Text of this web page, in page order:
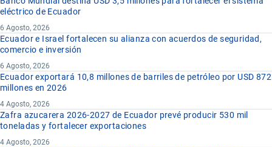
eléctrico de Ecuador
6 Agosto, 2026
Ecuador e Israel fortalecen su alianza con acuerdos de seguridad,
comercio e inversión
6 Agosto, 2026
Ecuador exportará 10,8 millones de barriles de petróleo por USD 872
millones en 2026
4 Agosto, 2026
Zafra azucarera 2026-2027 de Ecuador prevé producir 530 mil
toneladas y fortalecer exportaciones
4 Agosto, 2026